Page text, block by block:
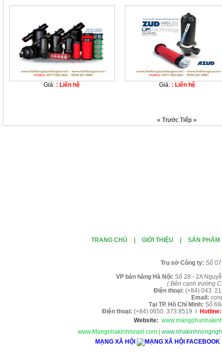
Giá: : Liên hệ Giá: : Liên hệ
« TrướcTiếp »
TRANG CHỦ GIỚI THIỆU SẢN PHẨM
Trụ sở Công ty: Số
VP bán hàng Hà Nội: Số 28 - 2A
( Bên cạnh trường
Điện thoại: (+84) 043.
Email:
Tại TP. H ồ Chí Minh: Số
Điện thoại: (+84) 0650. 373 8519 I
Website:
www.Mangnhakinhisrael.com
MẠNG XÃ HỘI